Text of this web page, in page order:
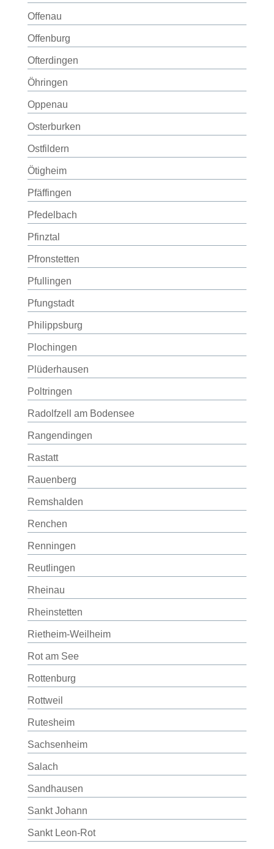
Offenau
Offenburg
Ofterdingen
Öhringen
Oppenau
Osterburken
Ostfildern
Ötigheim
Pfäffingen
Pfedelbach
Pfinztal
Pfronstetten
Pfullingen
Pfungstadt
Philippsburg
Plochingen
Plüderhausen
Poltringen
Radolfzell am Bodensee
Rangendingen
Rastatt
Rauenberg
Remshalden
Renchen
Renningen
Reutlingen
Rheinau
Rheinstetten
Rietheim-Weilheim
Rot am See
Rottenburg
Rottweil
Rutesheim
Sachsenheim
Salach
Sandhausen
Sankt Johann
Sankt Leon-Rot